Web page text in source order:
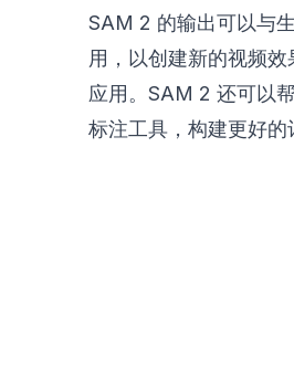
SAM 2 的输出可以与
用，以创建新的视频
应用。SAM 2 还可以
标注工具，构建更好的